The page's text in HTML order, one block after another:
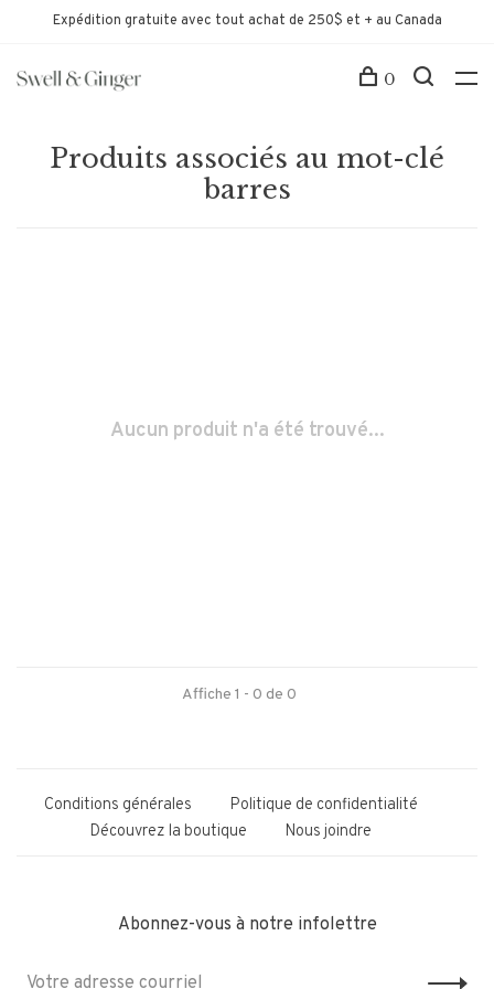
Expédition gratuite avec tout achat de 250$ et + au Canada
0
Produits associés au mot-clé
barres
Aucun produit n'a été trouvé...
Affiche 1 - 0 de 0
Conditions générales
Politique de confidentialité
Découvrez la boutique
Nous joindre
Abonnez-vous à notre infolettre